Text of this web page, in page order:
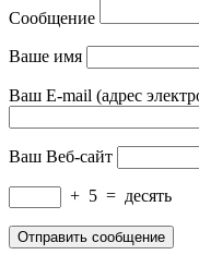
Сообщение
Ваше имя
Ваш E-mail (адрес
Ваш Веб-сайт
+ 5 = десять